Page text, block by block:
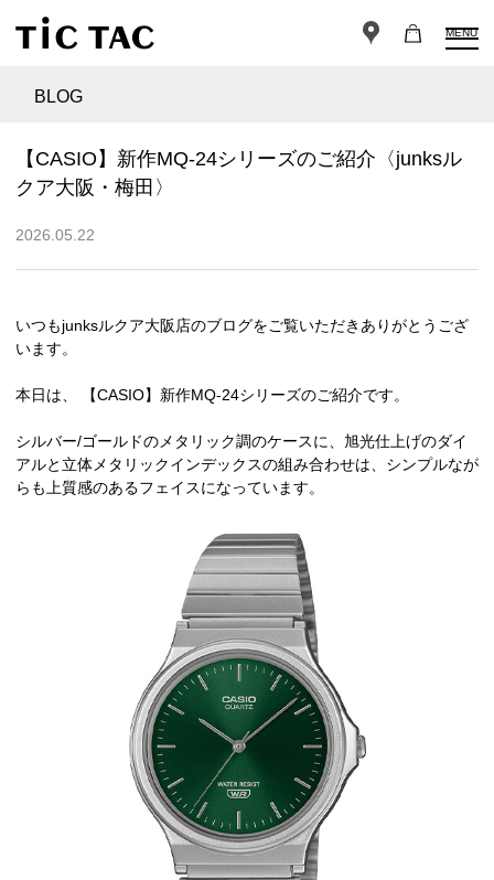
MENU
BLOG
【CASIO】新作MQ-24シリーズのご紹介〈junksル
クア大阪・梅田〉
2026.05.22
いつもjunksルクア大阪店のブログをご覧いただきありがとうござ
います。
本日は、 【CASIO】新作MQ-24シリーズのご紹介です。
シルバー/ゴールドのメタリック調のケースに、旭光仕上げのダイ
アルと立体メタリックインデックスの組み合わせは、シンプルなが
らも上質感のあるフェイスになっています。